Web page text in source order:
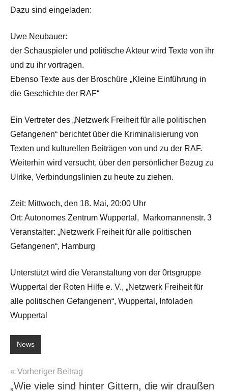
Dazu sind eingeladen:
Uwe Neubauer:
der Schauspieler und politische Akteur wird Texte von ihr
und zu ihr vortragen.
Ebenso Texte aus der Broschüre „Kleine Einführung in
die Geschichte der RAF“
Ein Vertreter des „Netzwerk Freiheit für alle politischen
Gefangenen“ berichtet über die Kriminalisierung von
Texten und kulturellen Beiträgen von und zu der RAF.
Weiterhin wird versucht, über den persönlicher Bezug zu
Ulrike, Verbindungslinien zu heute zu ziehen.
Zeit: Mittwoch, den 18. Mai, 20:00 Uhr
Ort: Autonomes Zentrum Wuppertal, Markomannenstr. 3
Veranstalter: „Netzwerk Freiheit für alle politischen
Gefangenen“, Hamburg
Unterstützt wird die Veranstaltung von der 0rtsgruppe
Wuppertal der Roten Hilfe e. V., „Netzwerk Freiheit für
alle politischen Gefangenen“, Wuppertal, Infoladen
Wuppertal
News
Beitragsnavigation
Vorheriger Beitrag
„Wie viele sind hinter Gittern, die wir draußen